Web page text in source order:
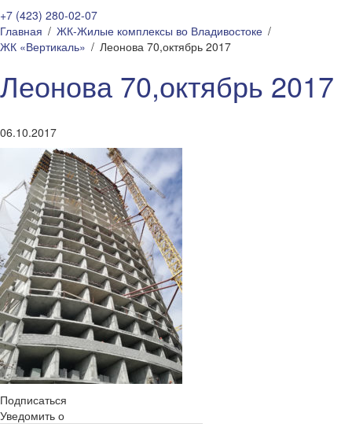
+7 (423) 280-02-07
Главная
ЖК-Жилые комплексы во Владивостоке
ЖК «Вертикаль»
Леонова 70,октябрь 2017
Леонова 70,октябрь 2017
06.10.2017
Подписаться
Уведомить о